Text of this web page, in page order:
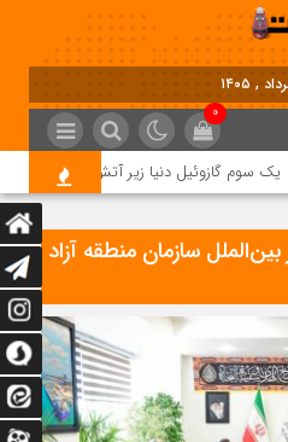
0
سوم گازوئیل دنیا زیر آتش جنگ؛ بحران
سازمان منطقه آزاد